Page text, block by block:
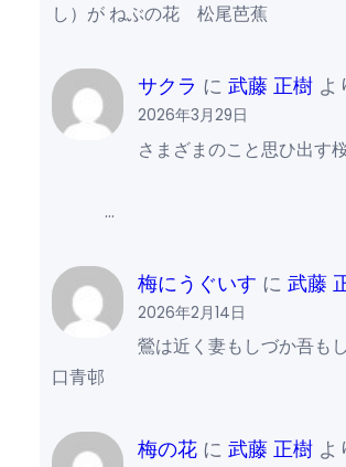
し）が ねぶの花 松尾芭蕉
サクラ に武藤 正樹 よ
2026年3月29日
さまざまのこと思ひ出す
…
梅にうぐいす に武藤
2026年2月14日
鶯は近く妻もしづか吾
口青邨
梅の花 に武藤 正樹 よ